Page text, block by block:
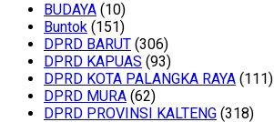
BUDAYA (10)
Buntok (151)
DPRD BARUT (306)
DPRD KAPUAS (93)
DPRD KOTA PALANGKA RAYA (111)
DPRD MURA (62)
DPRD PROVINSI KALTENG (318)